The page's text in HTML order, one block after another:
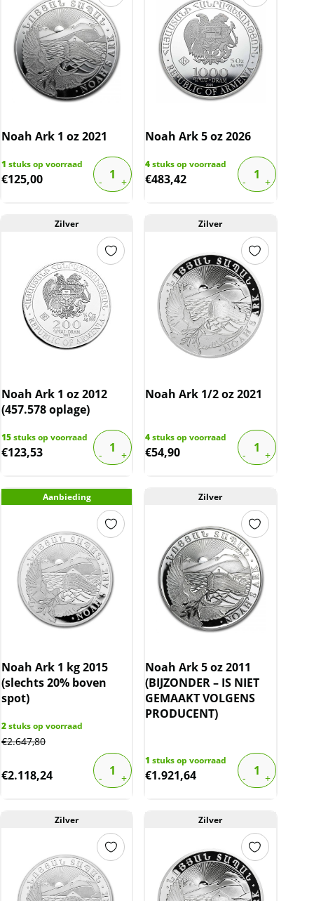
Noah Ark 1 oz 2021
1 stuks op voorraad
€125,00
Noah Ark 5 oz 2026
4stuks op voorraad
€483,42
Zilver
Noah Ark 1 oz 2012
(457.578 oplage)
15stuks op voorraad
€123,53
Zilver
Noah Ark 1/2 oz 2021
4stuks op voorraad
€54,90
Aanbieding
Noah Ark 1 kg 2015
(slechts 20% boven
spot)
2stuks op voorraad
€2.647,80
€2.118,24
Zilver
Noah Ark 5 oz 2011
(BIJZONDER – IS NIET
GEMAAKT VOLGENS
PRODUCENT)
1 stuks op voorraad
€1.921,64
Zilver Zilver